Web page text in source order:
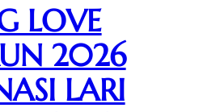
LOVE
2026
LARI